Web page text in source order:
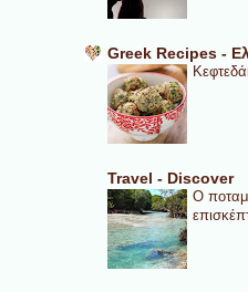
Greek Recipes -
Travel - Discover
Ο